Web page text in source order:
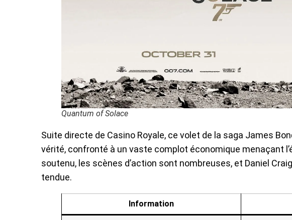
Quantum of Solace
Suite directe de Casino Royale, ce volet de la saga James
vérité, confronté à un vaste complot économique menaçant
soutenu, les scènes d’action sont nombreuses, et Daniel
tendue.
Information